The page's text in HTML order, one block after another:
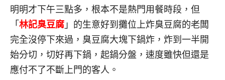
明明才下午三點多，根本不是熱門用餐時段，但
「 林記臭豆腐 」的生意好到攤位上炸臭豆腐的老闆
完全沒停下來過，臭豆腐大塊下鍋炸，炸到一半開
始分切，切好再下鍋，起鍋分盤，速度雖快但還是
應付不了不斷上門的客人。